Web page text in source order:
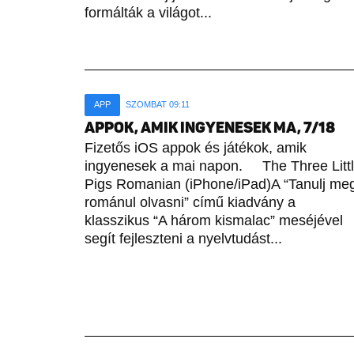
formálták a világot...
APP SZOMBAT 09:11
APPOK, AMIK INGYENESEK MA, 7/18
Fizetős iOS appok és játékok, amik
ingyenesek a mai napon. The Three
Pigs Romanian (iPhone/iPad)A “Tanulj
románul olvasni” című kiadvány a
klasszikus “A három kismalac” meséjével
segít fejleszteni a nyelvtudást...